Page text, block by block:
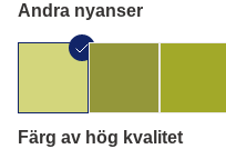
Andra nyanser
Färg av hög kvalitet